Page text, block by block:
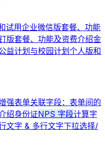
试用企业微信版套餐、功能
版套餐、功能及资费介绍金
益计划与校园计划个人版和
强表单关联字段：表单间的
绍身份证NPS 字段计算字
文字 & 多行文字下拉选择/